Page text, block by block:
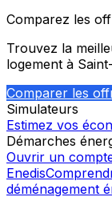
Comparez les
Trouvez la
logement à
Comparer les
Simulateurs
Estimez vos
Démarches
Ouvrir un
Enedis
déménagement